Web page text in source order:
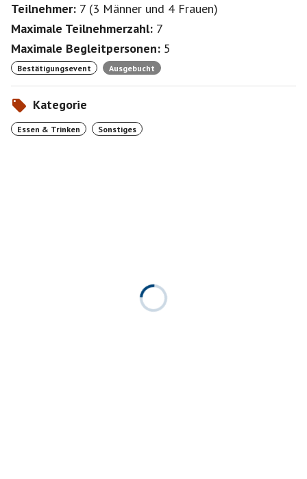
Teilnehmer: 7 (3 Männer und 4 Frauen)
Maximale Teilnehmerzahl: 7
Maximale Begleitpersonen: 5
Bestätigungsevent Ausgebucht
Kategorie
Essen & Trinken Sonstiges